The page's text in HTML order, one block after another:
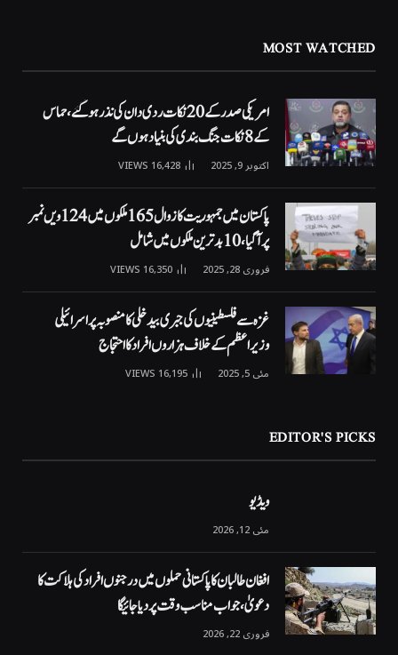
MOST WATCHED
امریکی صدر کے 20 نکات ردی دان کی نذر ہوگئے، حماس
کے 8 نکات جنگ بندی کی بنیاد ہوں گے
اکتوبر 9, 2025 16,428
VIEWS
پاکستان میں جمہوریت کا زوال 165 ملکوں میں 124ویں نمبر
پر آگیا، 10 بدترین ملکوں میں شامل
فروری 28, 2025 16,350
VIEWS
غزہ سے فلسطینیوں کی جبری بیدخلی کا منصوبہ پر اسرائیلی
وزیراعظم کے خلاف ہزاروں افراد کا احتجاج
مئی 5, 2025 16,195
VIEWS
EDITOR'S PICKS
ویڈیو
مئی 12, 2026
افغان طالبان کا پاکستانی حملوں میں درجنوں افراد کی ہلاکت کا
دعویٰ، جواب مناسب وقت پر دیا جائیگا
فروری 22, 2026